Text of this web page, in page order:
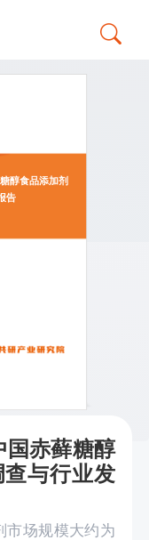
醇食品添加剂
告
赤藓糖醇
与行业发
市场规模大约为